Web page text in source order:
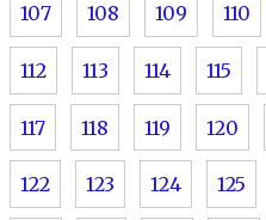
107 108 109 110
112 113 114 115
117 118 119 120
122 123 124 125